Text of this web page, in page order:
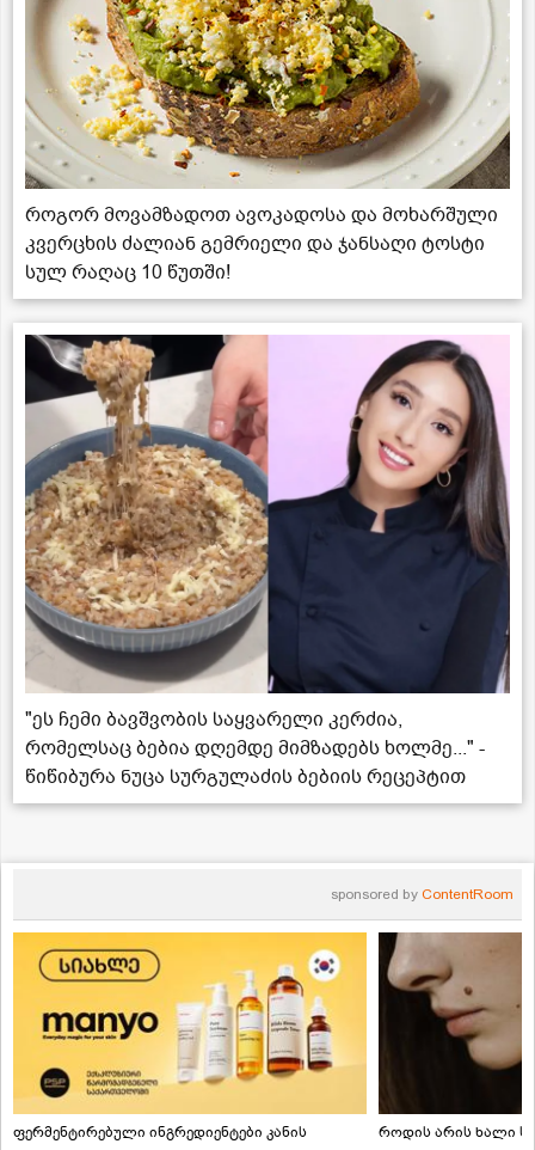
როგორ მოვამზადოთ ავოკადოსა და მოხარშული
კვერცხის ძალიან გემრიელი და ჯანსაღი ტოსტი
სულ რაღაც 10 წუთში!
"ეს ჩემი ბავშვობის საყვარელი კერძია,
რომელსაც ბებია დღემდე მიმზადებს ხოლმე..." -
წიწიბურა ნუცა სურგულაძის ბებიის რეცეპტით
sponsored by ContentRoom
ფერმენტირებული ინგრედიენტები კანის
როდის არის ხალი